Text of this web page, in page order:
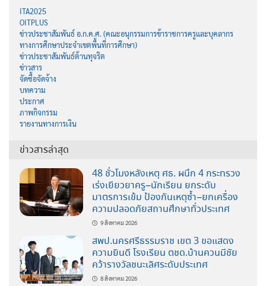
ITA2025
OITPLUS
ข่าวประชาสัมพันธ์ อ.ก.ค.ศ. (คณะอนุกรรมการข้าราชการครูและบุคลากร
ทางการศึกษาประจำเขตพื้นที่การศึกษา)
ข่าวประชาสัมพันธ์ต้านทุจริต
ข่าวสาร
จัดซื้อจัดจ้าง
บทความ
ประกาศ
ภาพกิจกรรม
รายงานทางการเงิน
ข่าวสารล่าสุด
48 ชั่วโมงหลังเหตุ ศธ. ผนึก 4 กระทรวง
เร่งเยียวยาครู–นักเรียน ยกระดับ
มาตรการเข้ม ป้องกันเหตุซ้ำ–ยกเครื่อง
ความปลอดภัยสถานศึกษาทั่วประเทศ
9 สิงหาคม 2026
สพป.นครศรีธรรมราช เขต 3 ขอแสดง
ความยินดี โรงเรียน ตชด.บ้านควนมีชัย
คว้ารางวัลชนะเลิศระดับประเทศ
8 สิงหาคม 2026